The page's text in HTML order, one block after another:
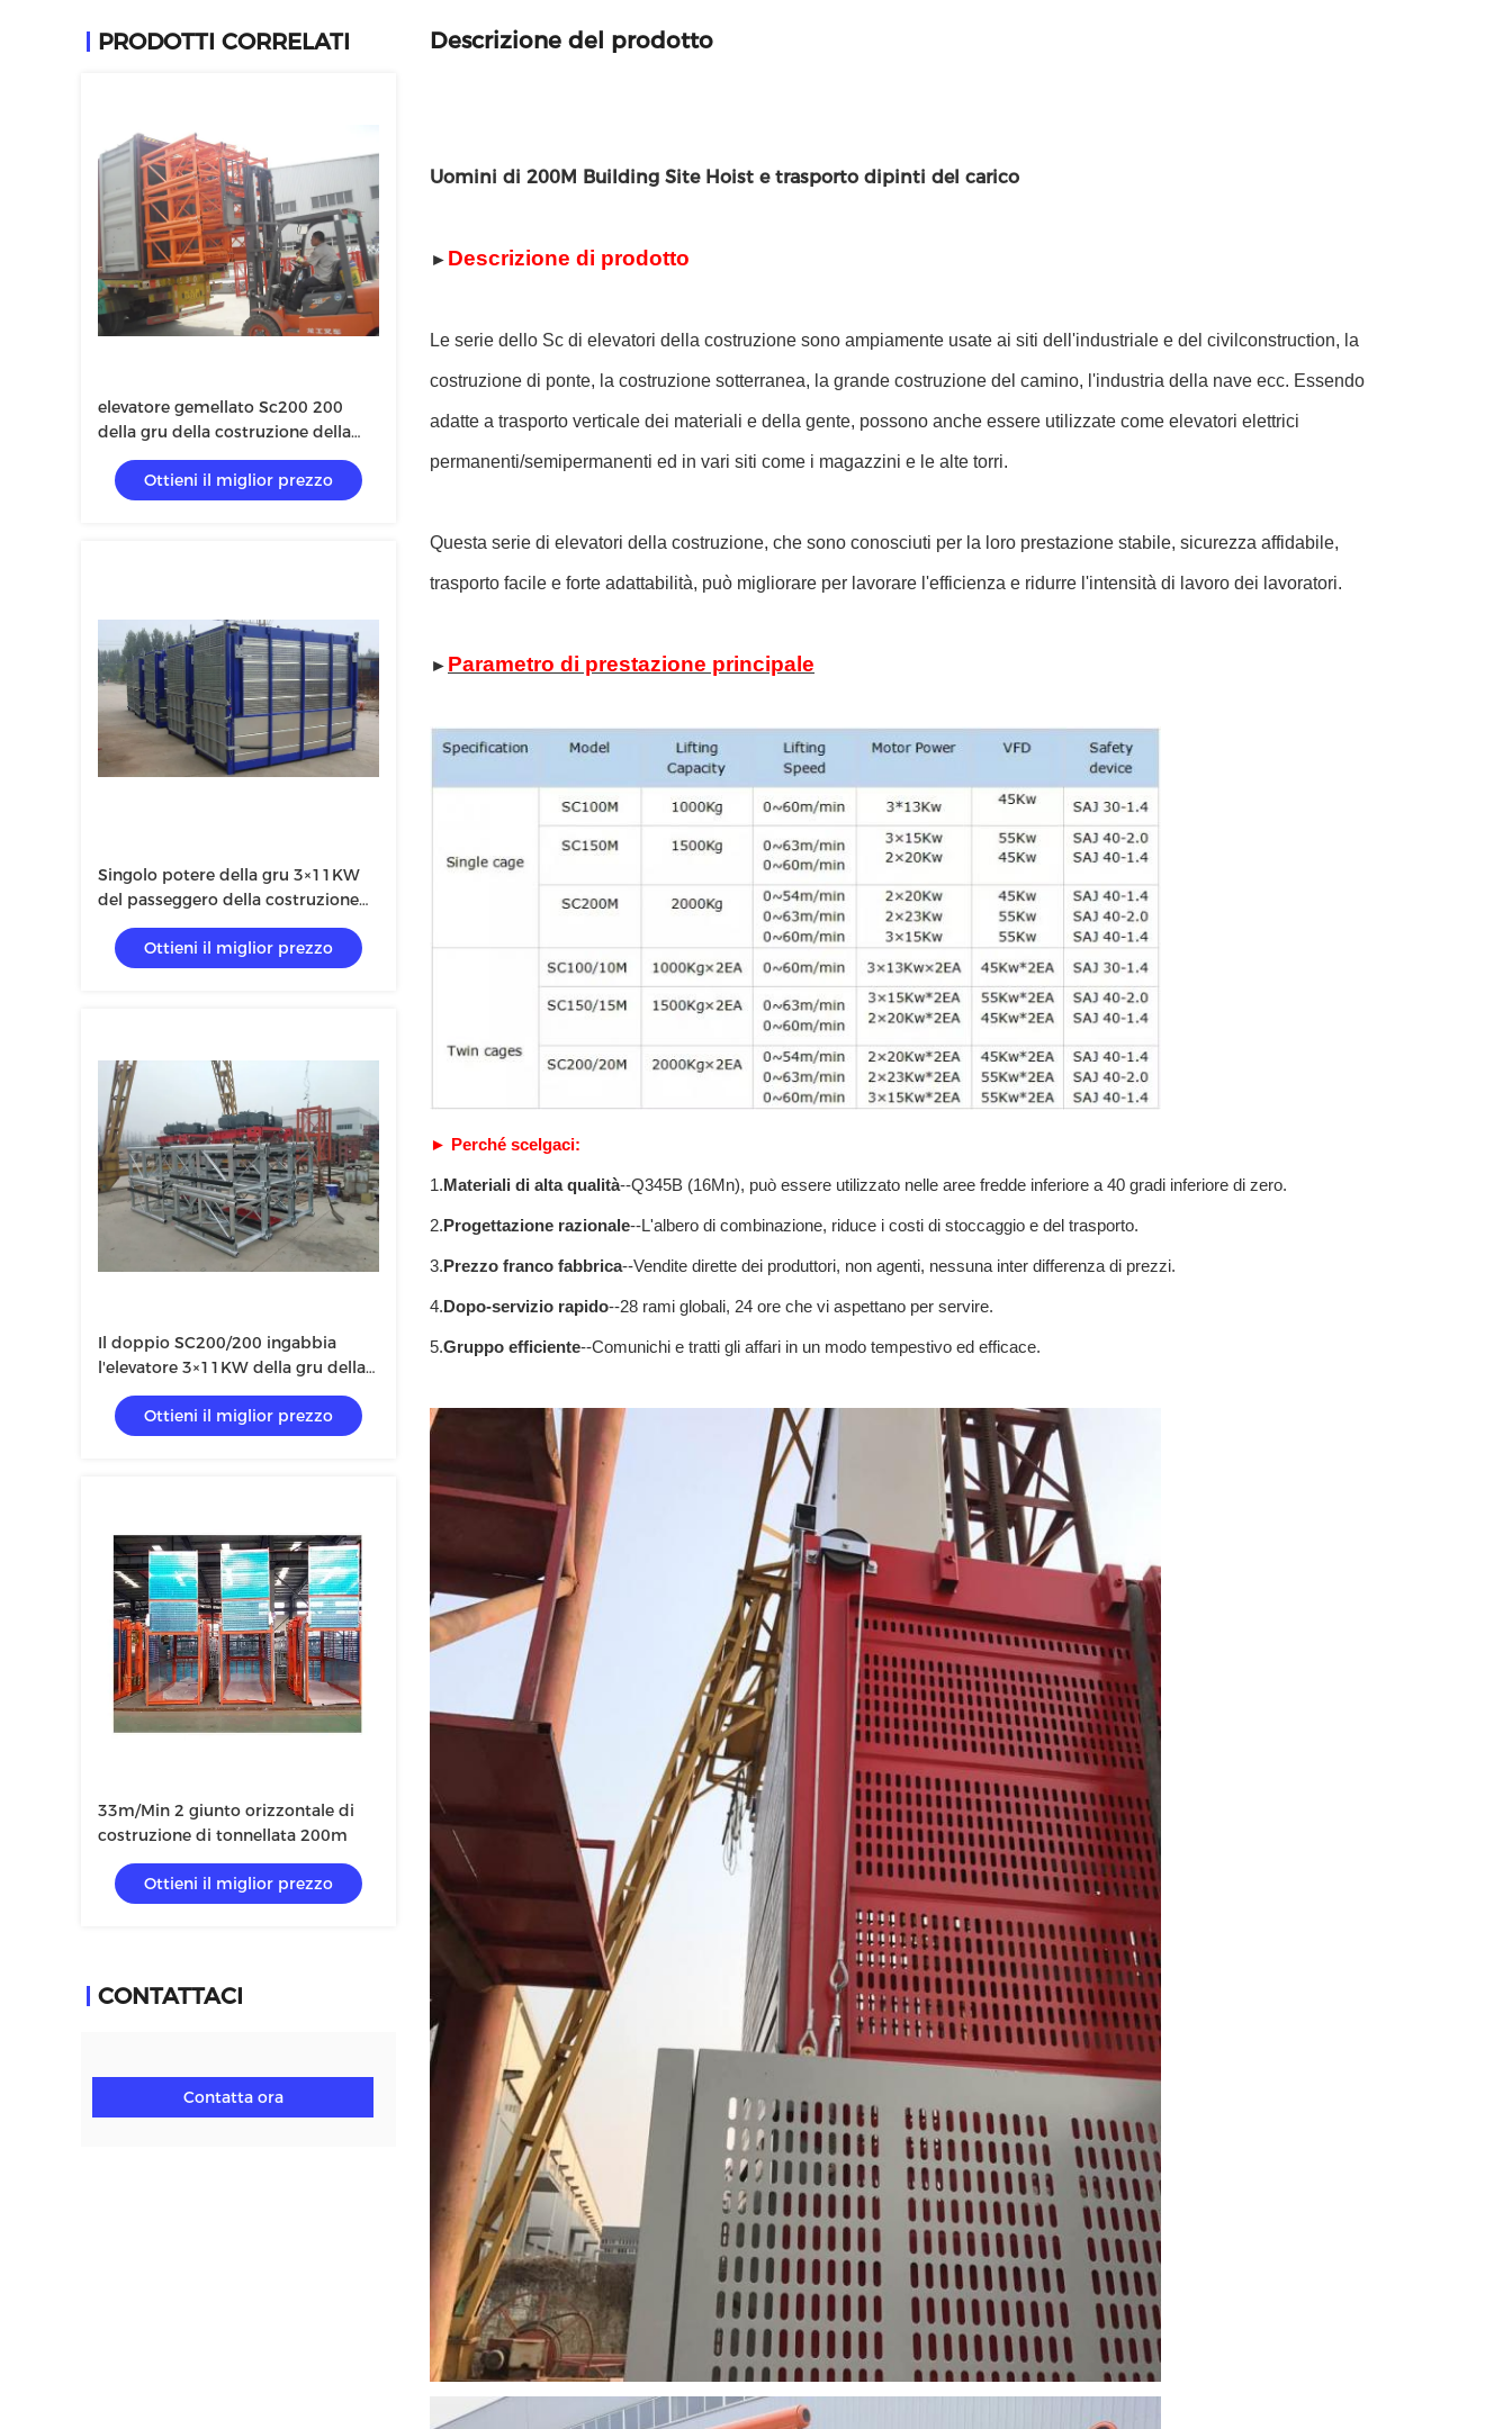
PRODOTTI CORRELATI
elevatore gemellato Sc200 200
della gru della costruzione della
gabbia 3×1.5×2.2 di 50m
Ottieni il miglior prezzo
Singolo potere della gru 3×11KW
del passeggero della costruzione
della gabbia SC200
Ottieni il miglior prezzo
Il doppio SC200/200 ingabbia
l'elevatore 3×11KW della gru della
costruzione
Ottieni il miglior prezzo
33m/Min 2 giunto orizzontale di
costruzione di tonnellata 200m
Ottieni il miglior prezzo
CONTATTACI
Contatta ora
Descrizione del prodotto
Uomini di 200M Building Site Hoist e trasporto dipinti del carico
► Descrizione di prodotto
Le serie dello Sc di elevatori della costruzione sono ampiamente usate ai siti dell'industriale e del civilconstruction, la
costruzione di ponte, la costruzione sotterranea, la grande costruzione del camino, l'industria della nave ecc. Essendo
adatte a trasporto verticale dei materiali e della gente, possono anche essere utilizzate come elevatori elettrici
permanenti/semipermanenti ed in vari siti come i magazzini e le alte torri.
Questa serie di elevatori della costruzione, che sono conosciuti per la loro prestazione stabile, sicurezza affidabile,
trasporto facile e forte adattabilità, può migliorare per lavorare l'efficienza e ridurre l'intensità di lavoro dei lavoratori.
► Parametro di prestazione principale
► Perché scelgaci:
1.Materiali di alta qualità--Q345B (16Mn), può essere utilizzato nelle aree fredde inferiore a 40 gradi inferiore di zero.
2.Progettazione razionale--L'albero di combinazione, riduce i costi di stoccaggio e del trasporto.
3.Prezzo franco fabbrica--Vendite dirette dei produttori, non agenti, nessuna inter differenza di prezzi.
4.Dopo-servizio rapido--28 rami globali, 24 ore che vi aspettano per servire.
5.Gruppo efficiente--Comunichi e tratti gli affari in un modo tempestivo ed efficace.